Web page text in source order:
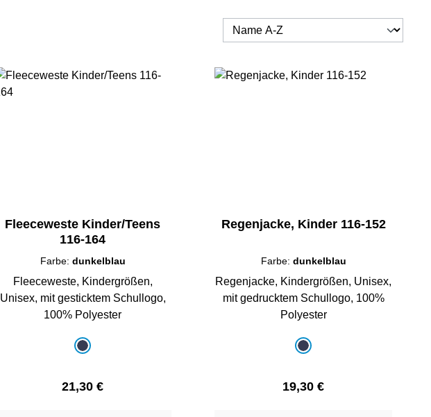
Fleeceweste Kinder/Teens
116-164
Farbe: dunkelblau
Fleeceweste, Kindergrößen,
Unisex, mit gesticktem Schullogo,
100% Polyester
auswählen
dunkelblau
Regulärer Preis:
21,30 €
Regenjacke, Kinder 116-152
Farbe: dunkelblau
Regenjacke, Kindergrößen, Unisex,
mit gedrucktem Schullogo, 100%
Polyester
auswählen
dunkelblau
Regulärer Preis:
19,30 €